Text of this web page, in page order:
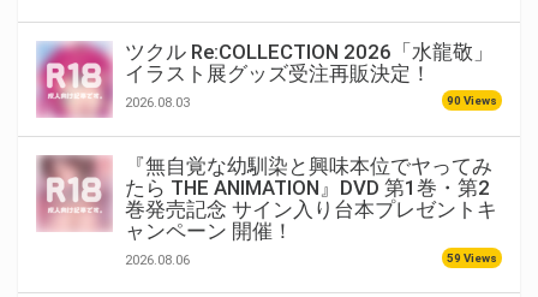
ツクル Re:COLLECTION 2026「水龍敬」
イラスト展グッズ受注再販決定！
2026.08.03 90 Views
『無自覚な幼馴染と興味本位でヤってみ
たら THE ANIMATION』DVD 第1巻・第2
巻発売記念 サイン入り台本プレゼントキ
ャンペーン 開催！
2026.08.06 59 Views